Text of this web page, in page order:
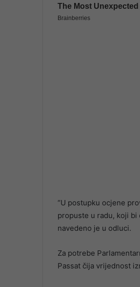
“U postupku ocjene
propuste u radu, koji bi
navedeno je u odluci.
Za potrebe
Passat čija vrijednost